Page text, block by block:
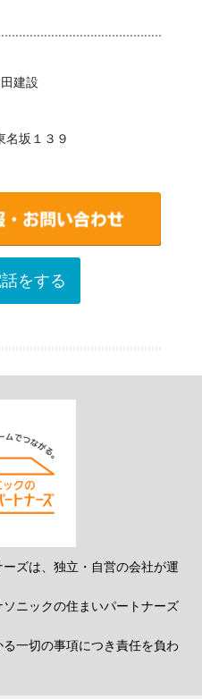
建設
名坂１３９
をする
ズは、独立・自営の会社が運
ニックの住まいパートナーズ
一切の事項につき責任を負わ